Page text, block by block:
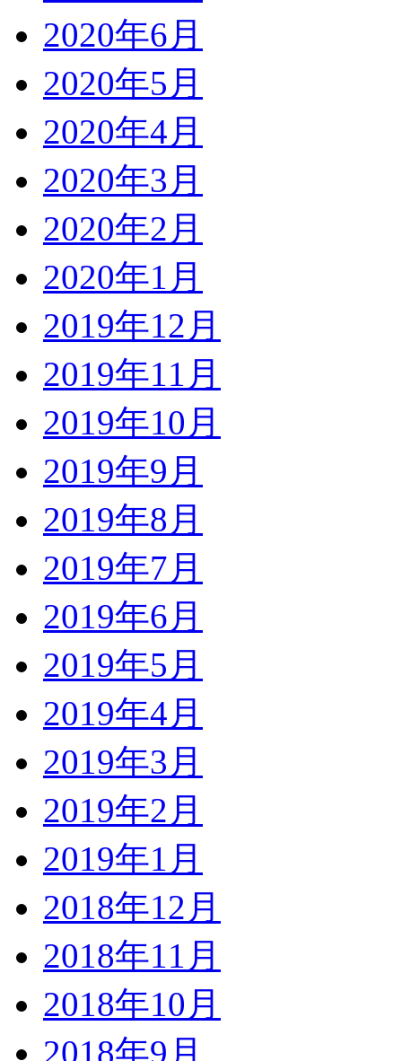
2020年6月
2020年5月
2020年4月
2020年3月
2020年2月
2020年1月
2019年12月
2019年11月
2019年10月
2019年9月
2019年8月
2019年7月
2019年6月
2019年5月
2019年4月
2019年3月
2019年2月
2019年1月
2018年12月
2018年11月
2018年10月
2018年9月